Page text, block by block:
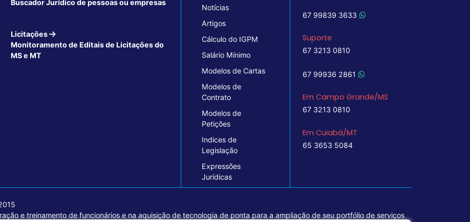
Buscador Jurídico de pessoas ou empresas
Licitações
Monitoramento de Editais de Licitações do
MS e MT
Notícias
Artigos
Cálculo do IGPM
Salário Mínimo
Modelos de Cartas
Modelos de
Contrato
Modelos de
Petições
Indices de
Legislação
Expressões
Jurídicas
67 99839 3633
Suporte
67 3213 0810
67 99936 2861
Em Campo Grande/MS
67 3213 0810
Em Cuiabá/MT
65 3653 5084
e treinamento de funcionários e na aquisição de tecnologia de ponta para a ampliação de seu portfólio de serviços